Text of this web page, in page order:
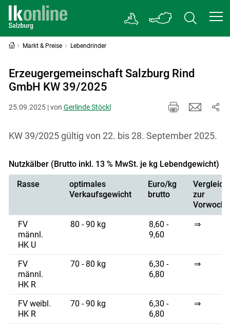
Markt & Preise Lebendrinder
Erzeugergemeinschaft Salzburg Rind
GmbH KW 39/2025
25.09.2025 | von Gerlinde Stöckl
KW 39/2025 gültig von 22. bis 28. September 2025.
Nutzkälber (Brutto inkl. 13 % MwSt. je kg Lebendgewicht)
Rasse
optimales
Verkaufsgewicht
Euro/kg
brutto
Vergleich
zur
Vorwoche
FV
männl.
HK U
80 - 90 kg
8,60 -
9,60
⇒
FV
männl.
HK R
70 - 80 kg
6,30 -
6,80
⇒
FV weibl.
HK R
70 - 90 kg
6,30 -
6,80
⇒